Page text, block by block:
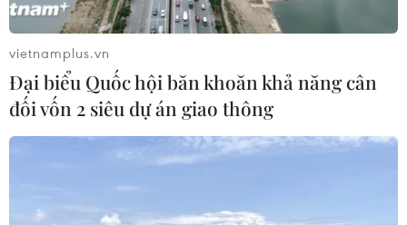
đồng xây dựng nhà chung cư cho
thuê
06/08/2026 08:09
Xem thêm
vietnamplus.vn
Đại biểu Quốc hội băn khoăn khả năng cân
đối vốn 2 siêu dự án giao thông